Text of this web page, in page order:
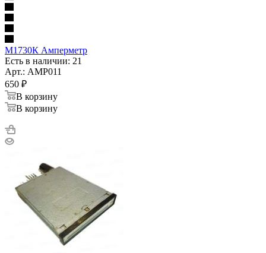
М1730К Амперметр
Есть в наличии: 21
Арт.: AMP011
650 ₽
В корзину
В корзину